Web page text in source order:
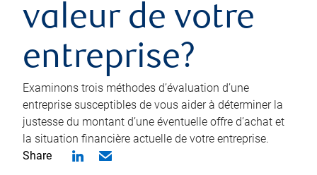
valeur de votre
entreprise?
Examinons trois méthodes d’évaluation d’une
entreprise susceptibles de vous aider à déterminer la
justesse du montant d’une éventuelle offre d’achat et
la situation financière actuelle de votre entreprise.
Share